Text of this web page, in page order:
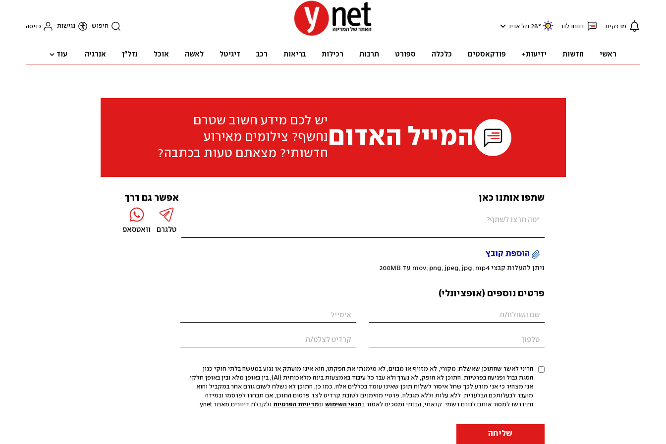
מבזקים דווחו לנו 28° תל אביב חיפוש נגישות כניסה
ראשי חדשות ידיעות+ פודקאסטים כלכלה ספורט תרבות רכילות בריאות רכב דיגיטל לאשה אוכל נדל"ן אנרגיה עוד
המייל האדום
יש לכם מידע חשוב שטרם
נחשף? צילומים מאירוע
חדשותי? מצאתם טעות בכתבה?
שתפו אותנו כאן
הוספת קובץ
ניתן להעלות קבצי mov, png, jpeg, jpg, mp4 עד 200MB
פרטים נוספים (אופציונלי)
הריני לאשר שהתוכן שאשלח: מקורי, לא מזויף או מבוים, לא מימנתי את הפקתו, הוא אינו מועתק או נגוע במעשה בלתי חוקי כגון
הסגת גבול ופגיעה בפרטיות. התוכן לא הופק, לא נערך ולא עבר כל עיבוד באמצעות בינה מלאכותית (AI), בין באופן מלא ובין באופן חלקי.
אני מצהיר כי אני מודע לכך שחל איסור לשלוח תוכן שאינו עומד בכללים אלה. כמו כן, התוכן לא נשלח לשום גורם אחר במקביל והוא
מועבר לבעלותכם הבלעדית, ללא עלות וללא מגבלה. פרטיי מהימנים לטובת קרדיט לצד פרסום התוכן, אם תבחרו לפרסמו ובמידה
ותידרשו למסור אותם לגורם רשמי. קראתי, הבנתי ומסכים לאמור בתנאי השימוש ובמדיניות הפרטיות ולקבלת דיוורים מאתר ynet.
שליחה
אפשר גם דרך
טלגרם וואטסאפ